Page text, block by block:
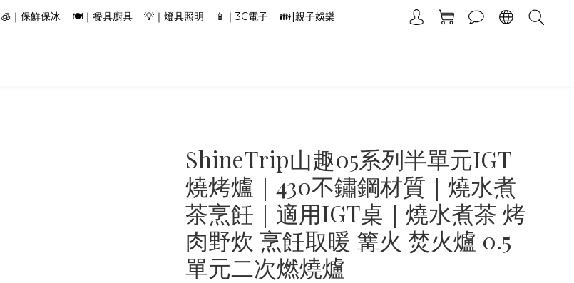
🧊｜保鮮保冰 🍽️｜餐具廚具 💡｜燈具照明 📱｜3C電子 👪|親子娛樂
ShineTrip山趣05系列半單元IGT
燒烤爐｜430不鏽鋼材質｜燒水煮
茶烹飪｜適用IGT桌｜燒水煮茶 烤
肉野炊 烹飪取暖 篝火 焚火爐 0.5
單元二次燃燒爐